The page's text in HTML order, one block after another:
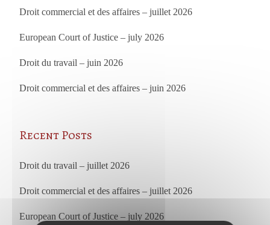
Droit commercial et des affaires – juillet 2026
European Court of Justice – july 2026
Droit du travail – juin 2026
Droit commercial et des affaires – juin 2026
Recent Posts
Droit du travail – juillet 2026
Droit commercial et des affaires – juillet 2026
European Court of Justice – july 2026